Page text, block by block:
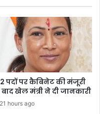
पदों पर कैबिनेट की मंजूरी
खेल मंत्री ने दी जानकारी
21 hours ago